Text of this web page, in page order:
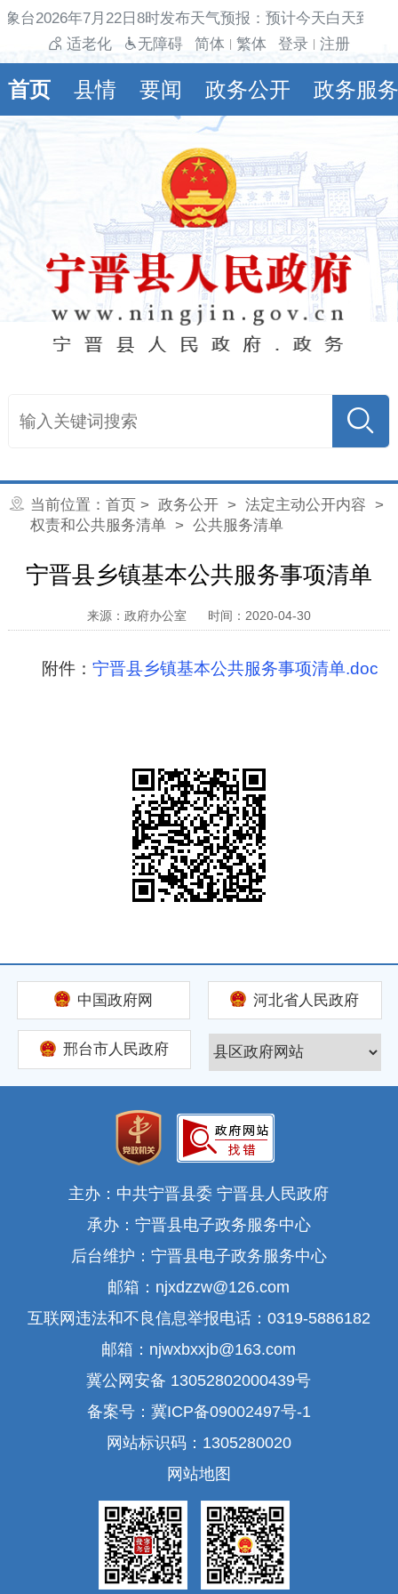
台2026年7月22日8时发布天气预报：预计今天白天到
适老化
无障碍 简体 繁体 登录 注册
首页 县情 要闻 政务公开 政务服务
当前位置： 首页 > 政务公开> 法定主动公开内容 >
权责和公共服务清单> 公共服务清单
宁晋县乡镇基本公共服务事项清单
来源：政府办公室 时间：2020-04-30
附件：宁晋县乡镇基本公共服务事项清单.doc
中国政府网 河北省人民政府
邢台市人民政府
主办：中共宁晋县委 宁晋县人民政府
承办：宁晋县电子政务服务中心
后台维护：宁晋县电子政务服务中心
邮箱：njxdzzw@126.com
互联网违法和不良信息举报电话：0319-5886182
邮箱：njwxbxxjb@163.com
冀公网安备 13052802000439号
备案号：冀ICP备09002497号-1
网站标识码：1305280020
网站地图